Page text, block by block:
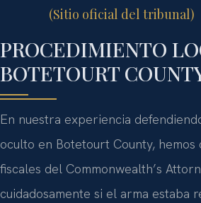
(Sitio oficial del tribunal)
PROCEDIMIENTO
BOTETOURT
En nuestra experiencia
oculto en Botetourt County, hemos
fiscales del Commonwealth’s
cuidadosamente si el arma estaba